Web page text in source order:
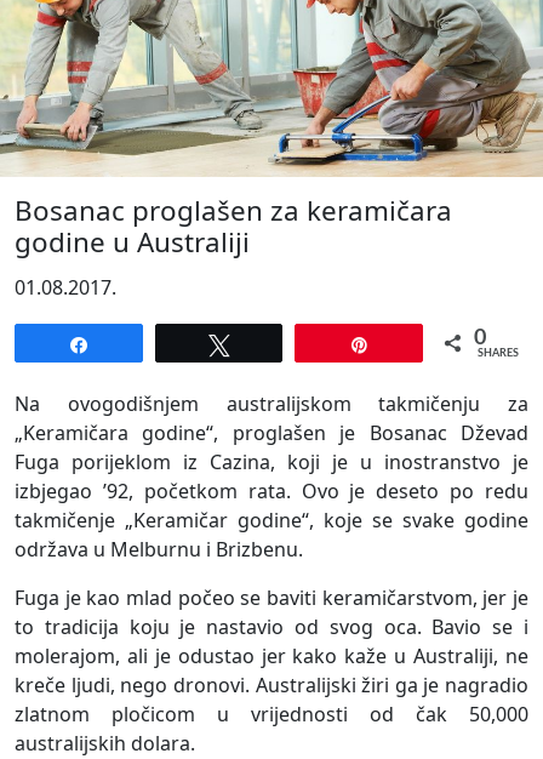
Bosanac proglašen za keramičara
godine u Australiji
01.08.2017.
0
SHARES
Na ovogodišnjem australijskom takmičenju za
„Keramičara godine“, proglašen je Bosanac Dževad
Fuga porijeklom iz Cazina, koji je u inostranstvo je
izbjegao ’92, početkom rata. Ovo je deseto po redu
takmičenje „Keramičar godine“, koje se svake godine
održava u Melburnu i Brizbenu.
Fuga je kao mlad počeo se baviti keramičarstvom, jer je
to tradicija koju je nastavio od svog oca. Bavio se i
molerajom, ali je odustao jer kako kaže u Australiji, ne
kreče ljudi, nego dronovi. Australijski žiri ga je nagradio
zlatnom pločicom u vrijednosti od čak 50,000
australijskih dolara.